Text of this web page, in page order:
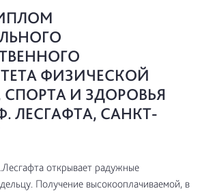
ФИЗИЧЕСКОЙ
СПОРТА И ЗДОРОВЬЯ
ЛЕСГАФТА, САНКТ-
открывает радужные
Получение высокооплачиваемой, в